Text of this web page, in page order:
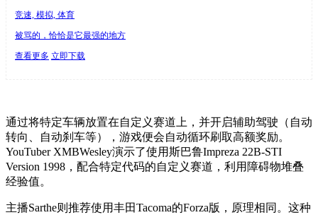
竞速, 模拟, 体育
被骂的，恰恰是它最强的地方
查看更多 立即下载
通过将特定车辆放置在自定义赛道上，并开启辅助驾驶（自动
转向、自动刹车等），游戏便会自动循环刷取高额奖励。
YouTuber XMBWesley演示了使用斯巴鲁Impreza 22B-STI
Version 1998，配合特定代码的自定义赛道，利用障碍物堆叠
经验值。
主播Sarthe则推荐使用丰田Tacoma的Forza版，原理相同。这种